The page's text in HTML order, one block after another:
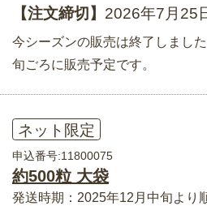
【注文締切】 2026年7月25
今シーズンの販売は終了しまし
旬ごろに販売予定です。
ネット限定
申込番号:11800075
約500粒 大袋
発送時期：2025年12月中旬より